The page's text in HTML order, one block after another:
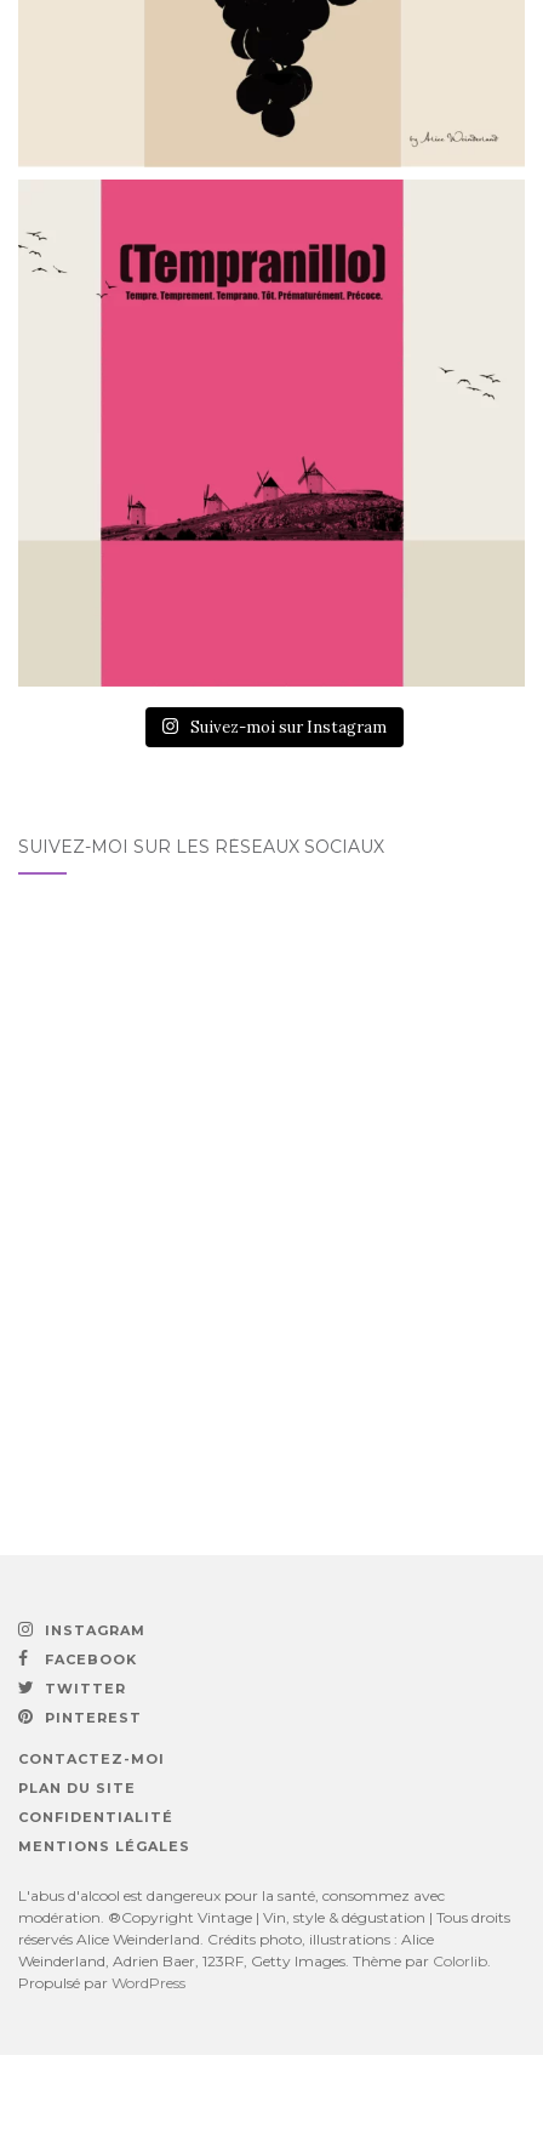
Suivez-moi sur Instagram
SUIVEZ-MOI SUR LES RÉSEAUX SOCIAUX
INSTAGRAM
FACEBOOK
TWITTER
PINTEREST
CONTACTEZ-MOI
PLAN DU SITE
CONFIDENTIALITÉ
MENTIONS LÉGALES
L'abus d'alcool est dangereux pour la santé, consommez avec
modération. ®Copyright Vintage | Vin, style & dégustation | Tous droits
réservés Alice Weinderland. Crédits photo, illustrations : Alice
Weinderland, Adrien Baer, 123RF, Getty Images. Thème par Colorlib
Propulsé par WordPress